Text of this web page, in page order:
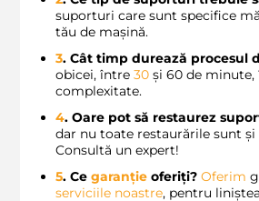
suporturi care sunt specifice
tău de mașină.
3. Cât timp durează procesul
obicei, între 30 și 60 de
complexitate.
4. Oare pot să restaurez
dar nu toate restaurările sunt și
Consultă un expert!
5. Ce garanție oferiți? Oferim
serviciile noastre, pentru liniștea